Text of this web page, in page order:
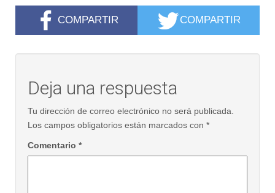
COMPARTIR COMPARTIR
Deja una respuesta
Tu dirección de correo electrónico no será publicada.
Los campos obligatorios están marcados con *
Comentario *